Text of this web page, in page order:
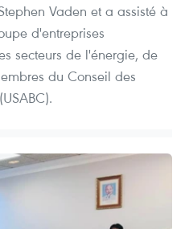
Vaden et a assisté à
d'entreprises
secteurs de l'énergie, de
du Conseil des